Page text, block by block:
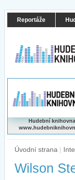
Reportáže
Hudební knihovna
Úvodní strana |
Wilson